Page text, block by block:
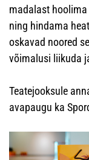
madalast
ning hindama
oskavad noored
võimalusi liikuda
Teatejooksule
avapaugu ka